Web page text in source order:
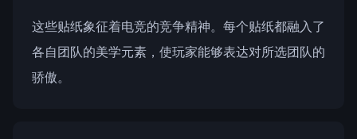
这些贴纸象征着电竞的竞争精神。每个贴纸都融入了
各自团队的美学元素，使玩家能够表达对所选团队的
骄傲。